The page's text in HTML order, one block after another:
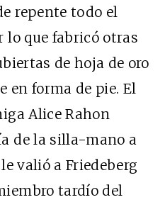
repente todo el
lo que fabricó otras
de hoja de oro
en forma de pie. El
Alice Rahon
de la silla-mano a
valió a Friedeberg
tardío del